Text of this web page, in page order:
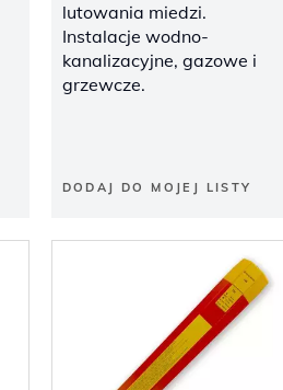
lutowania miedzi.
Instalacje wodno-
kanalizacyjne, gazowe i
grzewcze.
DODAJ DO MOJEJ LISTY